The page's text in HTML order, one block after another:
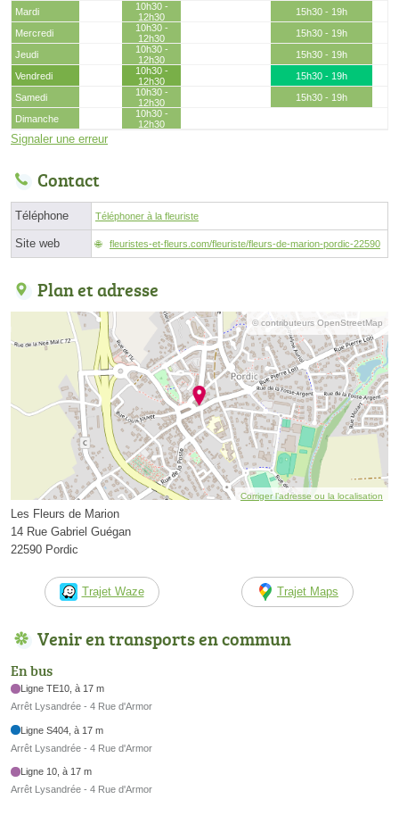
Mardi
10h30 -
12h30
15h30 - 19h
Mercredi
10h30 -
12h30
15h30 - 19h
Jeudi
10h30 -
12h30
15h30 - 19h
Vendredi
10h30 -
12h30
15h30 - 19h
Samedi
10h30 -
12h30
15h30 - 19h
Dimanche
10h30 -
12h30
Signaler une erreur
Contact
Téléphone Téléphoner à la fleuriste
Site web fleuristes-et-fleurs.com/fleuriste/fleurs-de-marion-pordic-22590
Plan et adresse
© contributeurs OpenStreetMap
Corriger l’adresse ou la localisation
Les Fleurs de Marion
14 Rue Gabriel Guégan
22590 Pordic
Trajet Waze Trajet Maps
Venir en transports en commun
En bus
Ligne TE10, à 17 m
Arrêt Lysandrée - 4 Rue d'Armor
Ligne S404, à 17 m
Arrêt Lysandrée - 4 Rue d'Armor
Ligne 10, à 17 m
Arrêt Lysandrée - 4 Rue d'Armor